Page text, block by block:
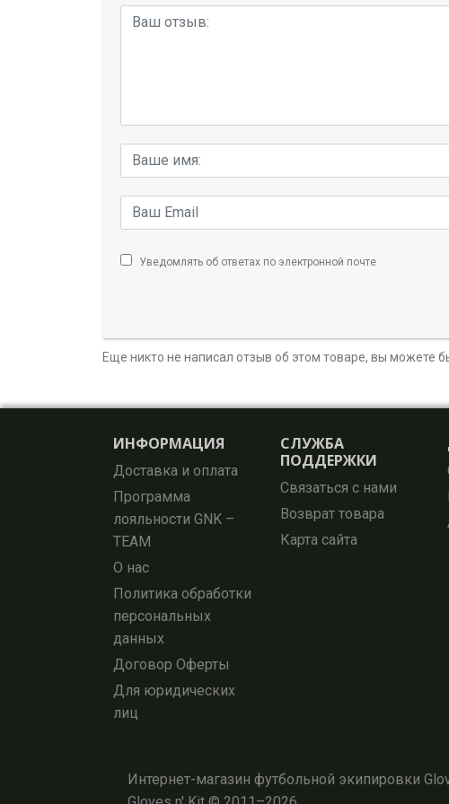
Уведомлять об ответах по электронной почте
Еще никто не написал отзыв об этом товаре, вы можете
ИНФОРМАЦИЯ
Доставка и оплата
Программа
лояльности GNK –
TEAM
О нас
Политика обработки
персональных
данных
Договор Оферты
Для юридических
лиц
СЛУЖБА
ПОДДЕРЖКИ
Связаться с нами
Возврат товара
Карта сайта
Интернет-магазин футбольной экипировки